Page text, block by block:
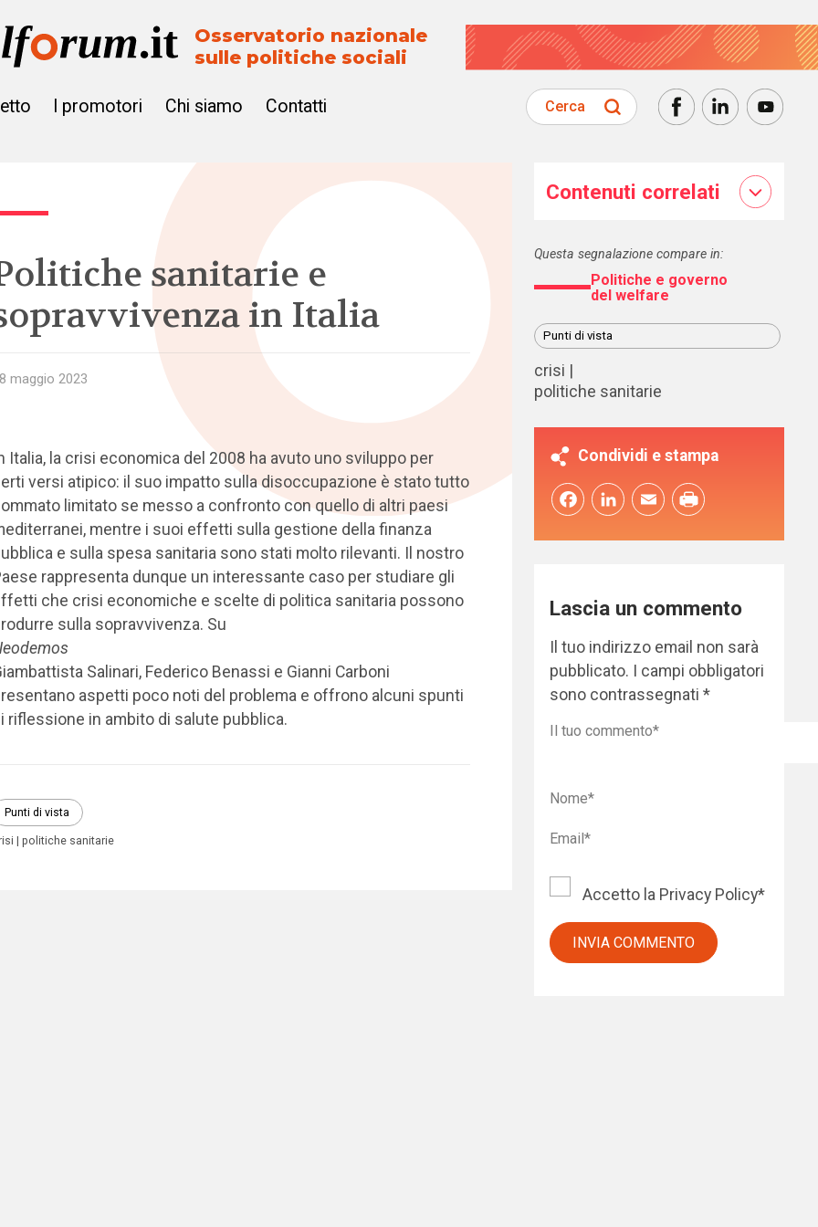
Osservatorio nazionale
sulle politiche sociali
I promotori Chi siamo Contatti Cerca
sanitarie e
in Italia
maggio 2023
Italia, la crisi economica del 2008 ha avuto uno sviluppo per
versi atipico: il suo impatto sulla disoccupazione è stato tutto
limitato se messo a confronto con quello di altri paesi
mentre i suoi effetti sulla gestione della finanza
e sulla spesa sanitaria sono stati molto rilevanti. Il nostro
rappresenta dunque un interessante caso per studiare gli
che crisi economiche e scelte di politica sanitaria possono
sulla sopravvivenza. Su
Salinari, Federico Benassi e Gianni Carboni
aspetti poco noti del problema e offrono alcuni spunti
riflessione in ambito di salute pubblica.
Punti di vista
politiche sanitarie
Contenuti correlati
Questa segnalazione compare in:
Politiche e governo
del welfare
Punti di vista
crisi
politiche sanitarie
Condividi e stampa
FacebookLinkedInEmail
Lascia un commento
Il tuo indirizzo email non sarà
pubblicato. I campi obbligatori
sono contrassegnati*
Accetto la Privacy Policy*